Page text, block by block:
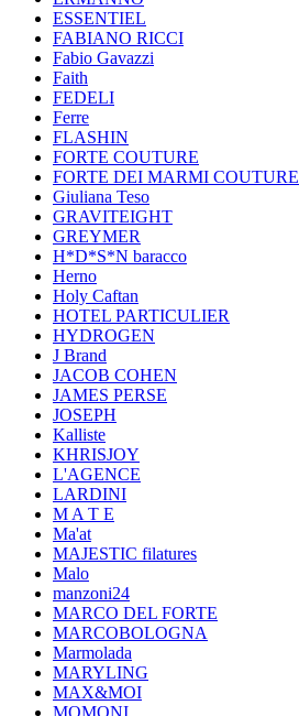
ESSENTIEL
FABIANO RICCI
Fabio Gavazzi
Faith
FEDELI
Ferre
FLASHIN
FORTE COUTURE
FORTE DEI MARMI COUTURE
Giuliana Teso
GRAVITEIGHT
GREYMER
H*D*S*N baracco
Herno
Holy Caftan
HOTEL PARTICULIER
HYDROGEN
J Brand
JACOB COHEN
JAMES PERSE
JOSEPH
Kalliste
KHRISJOY
L'AGENCE
LARDINI
M A T E
Ma'at
MAJESTIC filatures
Malo
manzoni24
MARCO DEL FORTE
MARCOBOLOGNA
Marmolada
MARYLING
MAX&MOI
MOMONI